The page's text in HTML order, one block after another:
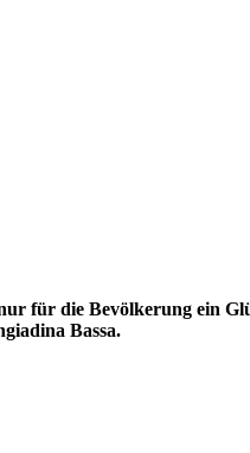
für die Bevölkerung ein
Bassa.